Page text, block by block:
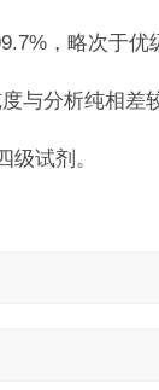
，略次于
与分析纯相
级试剂。